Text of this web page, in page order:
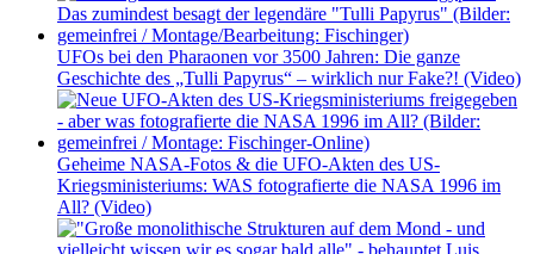
UFOs bei den Pharaonen vor 3500 Jahren: Die ganze
Geschichte des „Tulli Papyrus“ – wirklich nur Fake?! (Video)
Geheime NASA-Fotos & die UFO-Akten des US-
Kriegsministeriums: WAS fotografierte die NASA 1996 im
All? (Video)